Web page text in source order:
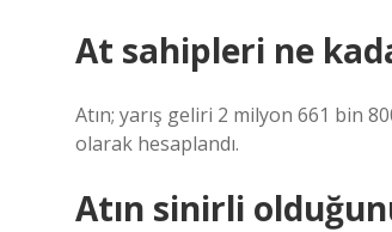
At sahipleri ne
Atın; yarış geliri 2 milyon 661 bin
olarak hesaplandı.
Atın sinirli